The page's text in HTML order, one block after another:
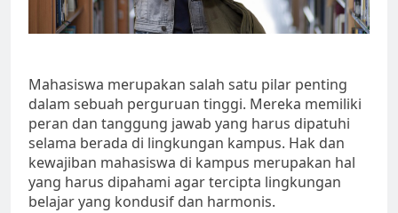
Mahasiswa merupakan salah satu pilar penting
dalam sebuah perguruan tinggi. Mereka memiliki
peran dan tanggung jawab yang harus dipatuhi
selama berada di lingkungan kampus. Hak dan
kewajiban mahasiswa di kampus merupakan hal
yang harus dipahami agar tercipta lingkungan
belajar yang kondusif dan harmonis.